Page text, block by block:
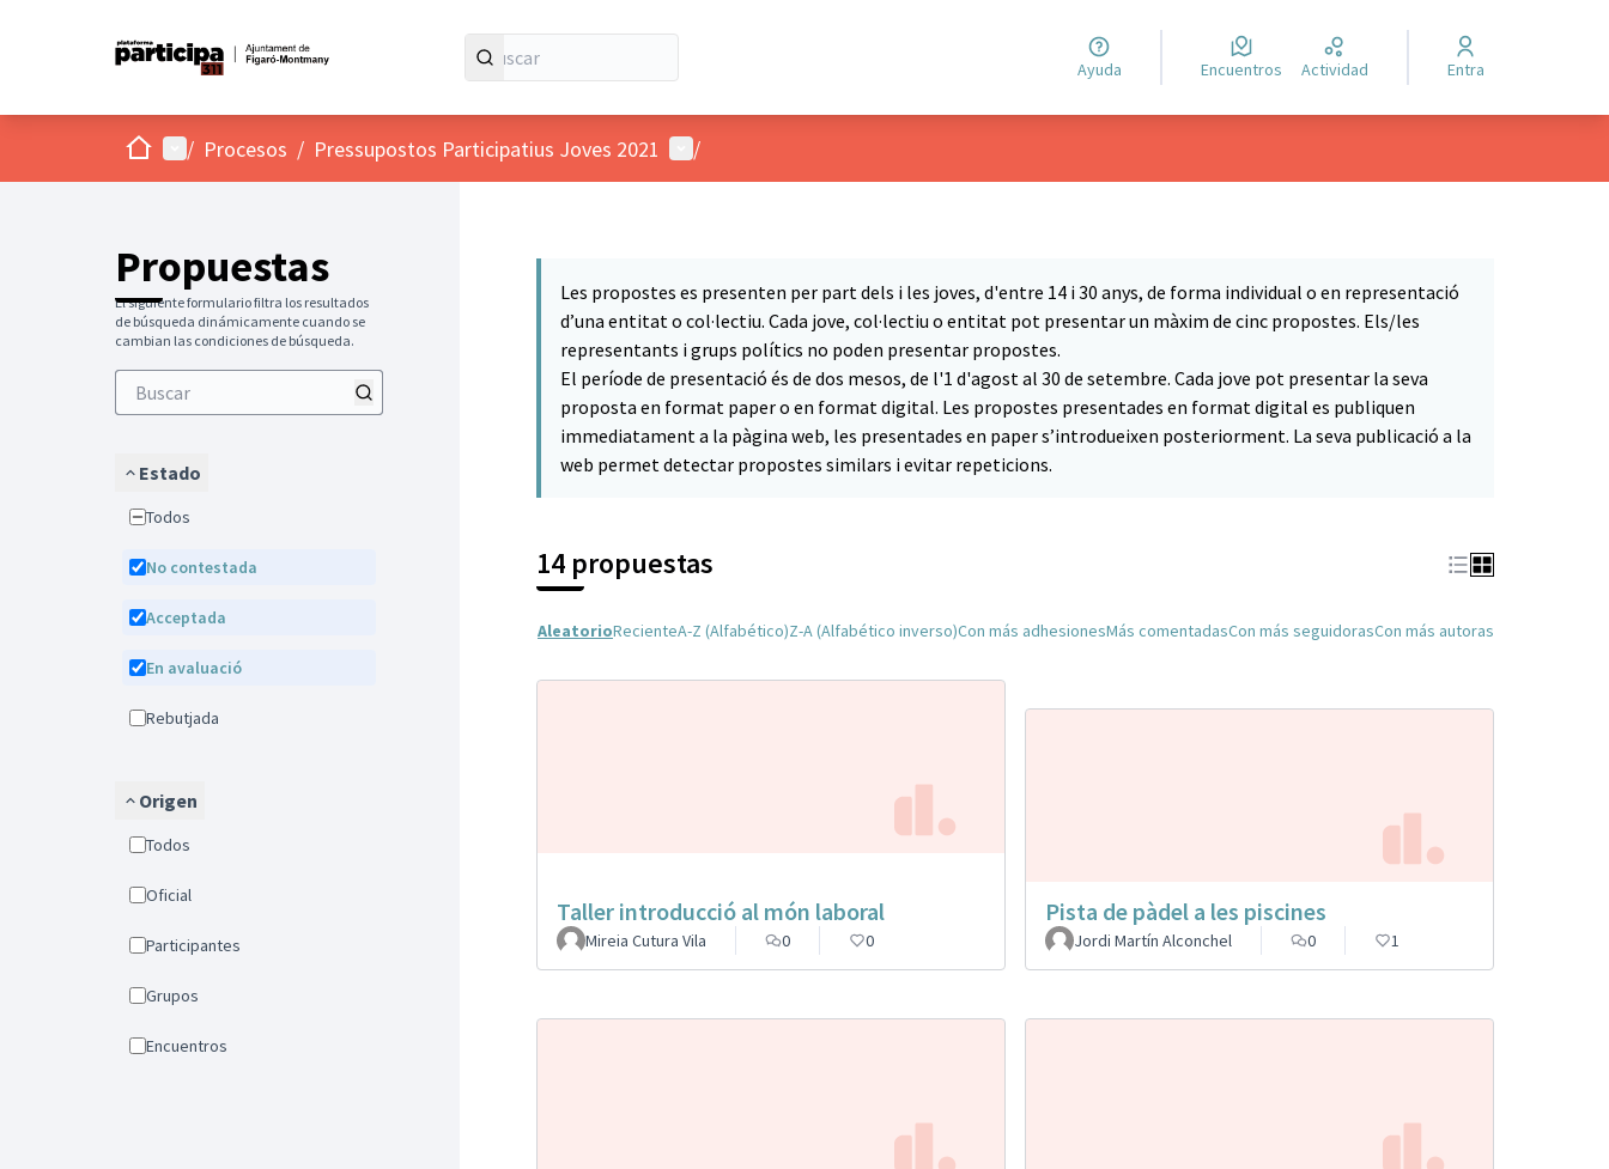
Ayuda Encuentros Actividad Entra
InicioMenú principal
/ Procesos / Pressupostos Participatius Joves 2021 Menú de usuario
/
Propuestas
El siguiente formulario filtra los resultados
de búsqueda dinámicamente cuando se
cambian las condiciones de búsqueda.
Estado
Todos
No contestada
Acceptada
En avaluació
Rebutjada
Origen
Todos
Oficial
Participantes
Grupos
Encuentros
Les propostes es presenten per part dels i les joves, d'entre 14 i 30 anys, de forma individual o en representació
d’una entitat o col·lectiu. Cada jove, col·lectiu o entitat pot presentar un màxim de cinc propostes. Els/les
representants i grups polítics no poden presentar propostes.
El període de presentació és de dos mesos, de l'1 d'agost al 30 de setembre. Cada jove pot presentar la seva
proposta en format paper o en format digital. Les propostes presentades en format digital es publiquen
immediatament a la pàgina web, les presentades en paper s’introdueixen posteriorment. La seva publicació a la
web permet detectar propostes similars i evitar repeticions.
14 propuestas
AleatorioRecienteA-Z (Alfabético)Z-A (Alfabético inverso)Con más adhesionesMás comentadasCon más seguidorasCon más autoras
Taller introducció al món laboral
Mireia Cutura Vila 0 0
Pista de pàdel a les piscines
Jordi Martín Alconchel 0 1